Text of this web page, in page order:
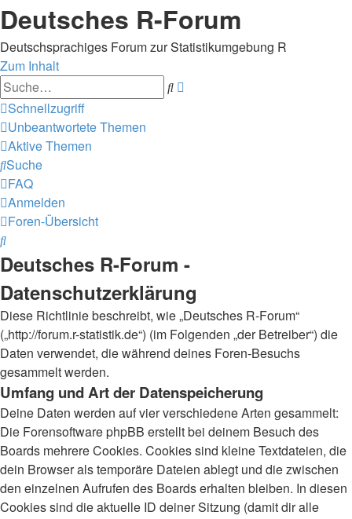
Deutsches R-Forum
Deutschsprachiges Forum zur Statistikumgebung R
Zum Inhalt
Suche
Schnellzugriff
Unbeantwortete Themen
Aktive Themen
Suche
FAQ
Anmelden
Foren-Übersicht
Suche
Deutsches R-Forum -
Datenschutzerklärung
Diese Richtlinie beschreibt, wie „Deutsches R-Forum“
(„http://forum.r-statistik.de“) (im Folgenden „der Betreiber“) die
Daten verwendet, die während deines Foren-Besuchs
gesammelt werden.
Umfang und Art der Datenspeicherung
Deine Daten werden auf vier verschiedene Arten gesammelt:
Die Forensoftware phpBB erstellt bei deinem Besuch des
Boards mehrere Cookies. Cookies sind kleine Textdateien, die
dein Browser als temporäre Dateien ablegt und die zwischen
den einzelnen Aufrufen des Boards erhalten bleiben. In diesen
Cookies sind die aktuelle ID deiner Sitzung (damit dir alle